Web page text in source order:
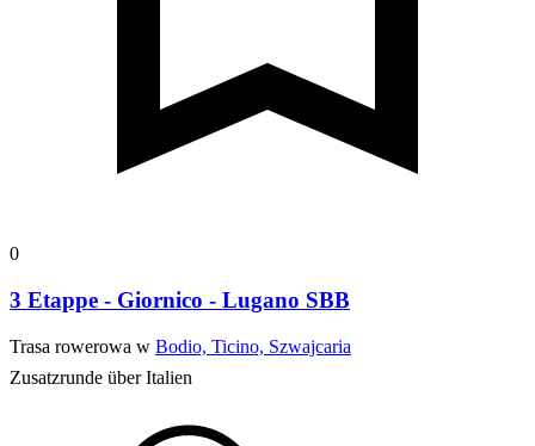
0
3 Etappe - Giornico - Lugano SBB
Trasa rowerowa w Bodio, Ticino, Szwajcaria
Zusatzrunde über Italien